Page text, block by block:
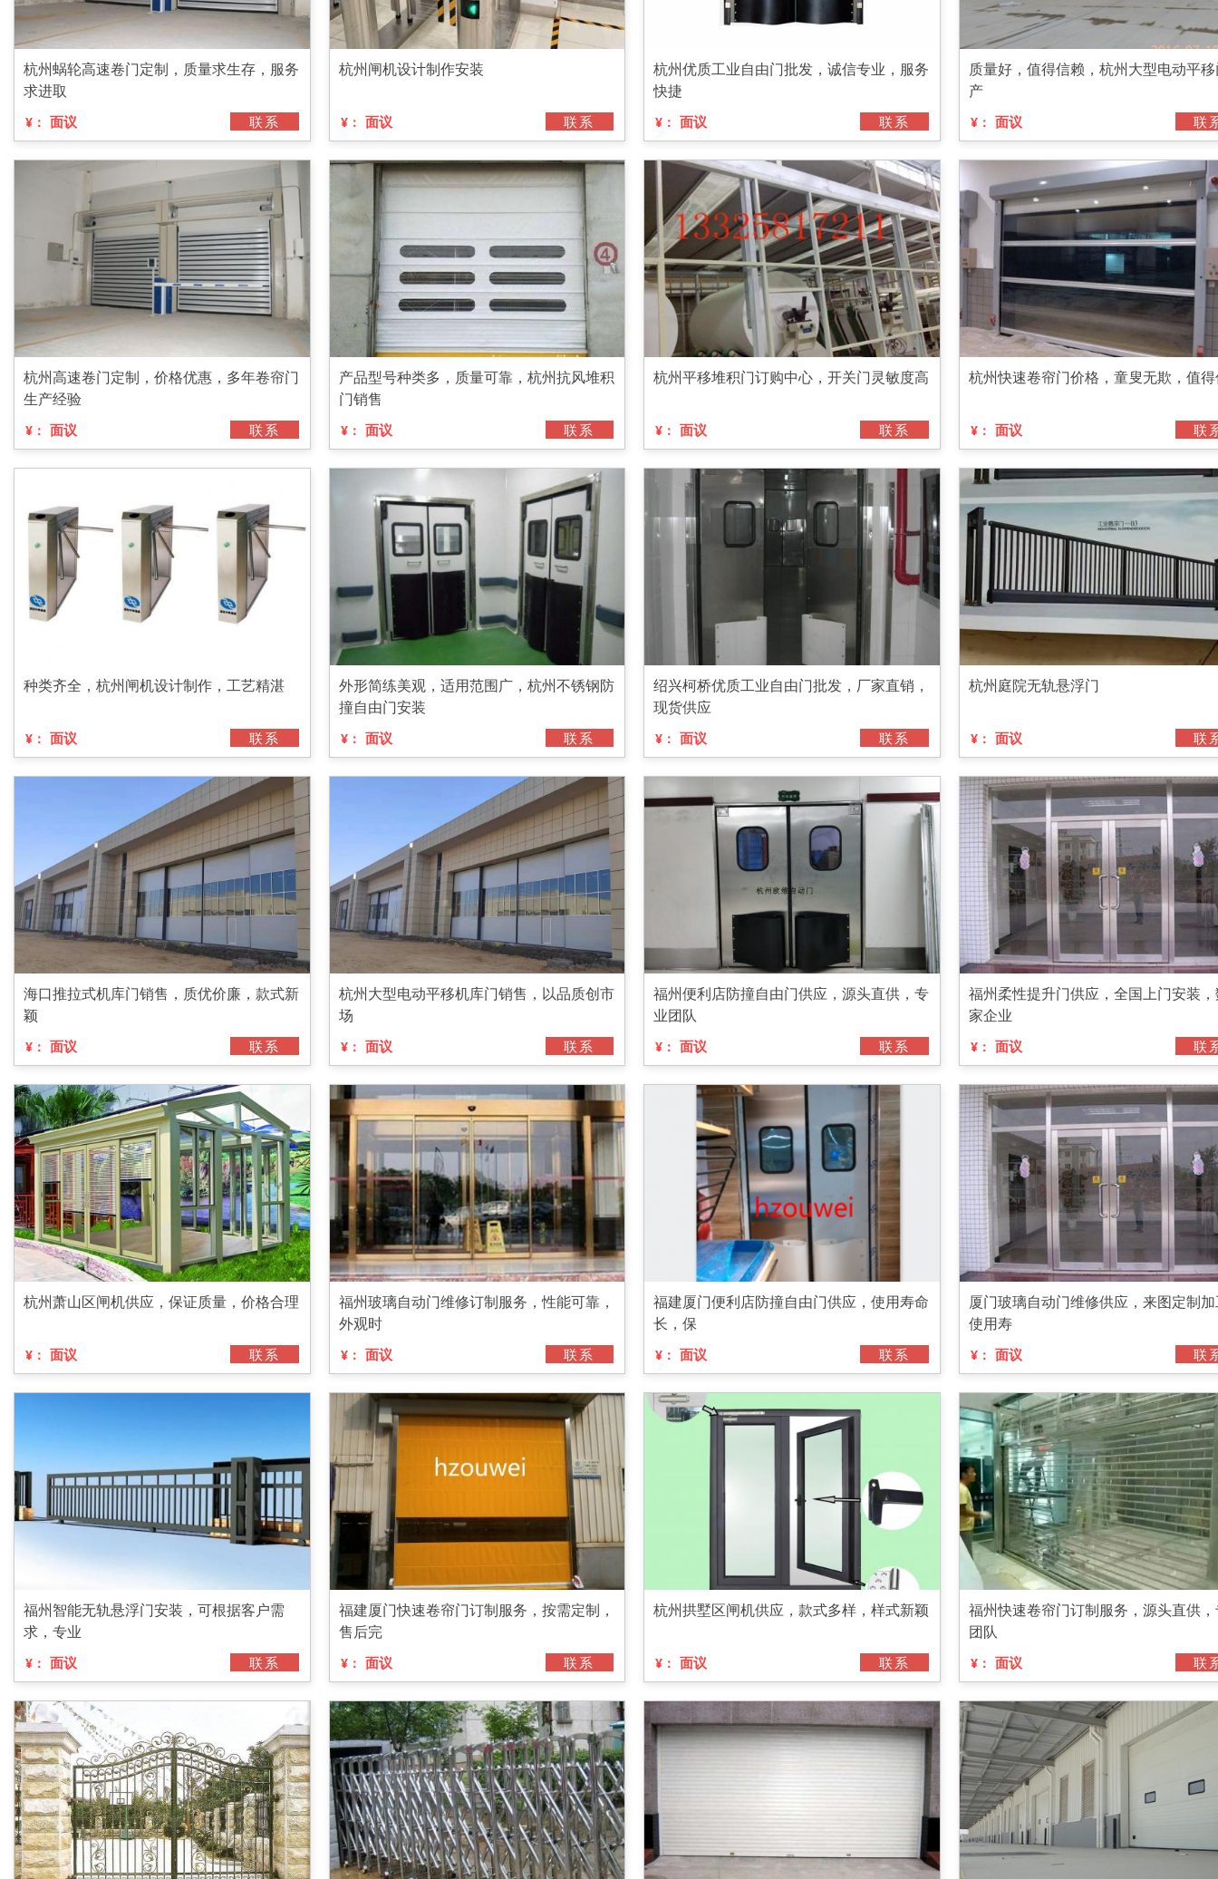
杭州蜗轮高速卷门定制，质量求生存，服务
求进取
¥： 面议 联系
杭州闸机设计制作安装
¥： 面议 联系
杭州优质工业自由门批发，诚信专业，服务
快捷
¥： 面议 联系
质量好，值得信赖，杭州大型电动平
产
¥： 面议 联
杭州高速卷门定制，价格优惠，多年卷帘门
生产经验
¥： 面议 联系
产品型号种类多，质量可靠，杭州抗风堆积
门销售
¥： 面议 联系
杭州平移堆积门订购中心，开关门灵敏度高
¥： 面议 联系
杭州快速卷帘门价格，童叟无欺，值
¥： 面议 联
种类齐全，杭州闸机设计制作，工艺精湛
¥： 面议 联系
外形简练美观，适用范围广，杭州不锈钢防
撞自由门安装
¥： 面议 联系
绍兴柯桥优质工业自由门批发，厂家直销，
现货供应
¥： 面议 联系
杭州庭院无轨悬浮门
¥： 面议 联
海口推拉式机库门销售，质优价廉，款式新
颖
¥： 面议 联系
杭州大型电动平移机库门销售，以品质创市
场
¥： 面议 联系
福州便利店防撞自由门供应，源头直供，专
业团队
¥： 面议 联系
福州柔性提升门供应，全国上门安装
家企业
¥： 面议 联
杭州萧山区闸机供应，保证质量，价格合理
¥： 面议 联系
福州玻璃自动门维修订制服务，性能可靠，
外观时
¥： 面议 联系
福建厦门便利店防撞自由门供应，使用寿命
长，保
¥： 面议 联系
厦门玻璃自动门维修供应，来图定制
使用寿
¥： 面议 联
福州智能无轨悬浮门安装，可根据客户需
求，专业
¥： 面议 联系
福建厦门快速卷帘门订制服务，按需定制，
售后完
¥： 面议 联系
杭州拱墅区闸机供应，款式多样，样式新颖
¥： 面议 联系
福州快速卷帘门订制服务，源头直供
团队
¥： 面议 联